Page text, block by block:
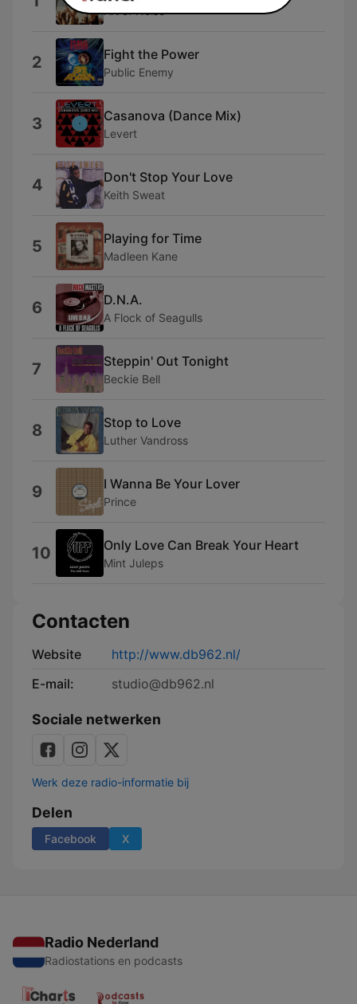
Art of Noise
2 Fight the Power
Public Enemy
3 Casanova (Dance Mix)
Levert
4 Don't Stop Your Love
Keith Sweat
5 Playing for Time
Madleen Kane
6 D.N.A.
A Flock of Seagulls
7 Steppin' Out Tonight
Beckie Bell
8 Stop to Love
Luther Vandross
9 I Wanna Be Your Lover
Prince
10 Only Love Can Break Your Heart
Mint Juleps
Contacten
Website
http://www.db962.nl/
E-mail:
studio@db962.nl
Sociale netwerken
Werk deze radio-informatie bij
Delen
Facebook X
Radio Nederland
Radiostations en podcasts